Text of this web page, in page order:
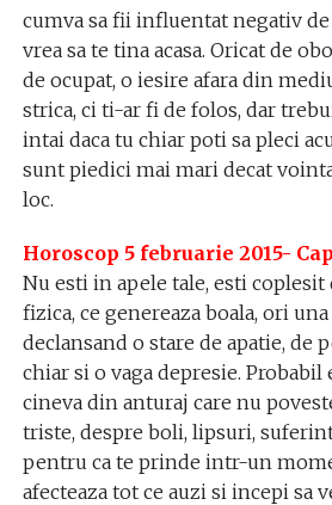
cumva sa fii influentat negativ de
vrea sa te tina acasa. Oricat de
de ocupat, o iesire afara din
strica, ci ti-ar fi de folos, dar
intai daca tu chiar poti sa pleci
sunt piedici mai mari decat
loc.
Horoscop 5 februarie 2015-
Nu esti in apele tale, esti coplesit
fizica, ce genereaza boala, ori
declansand o stare de apatie, de
chiar si o vaga depresie.
cineva din anturaj care nu
triste, despre boli, lipsuri,
pentru ca te prinde intr-un
afecteaza tot ce auzi si incepi sa